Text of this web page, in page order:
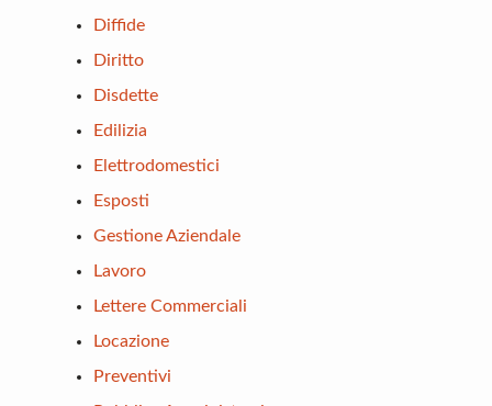
Diffide
Diritto
Disdette
Edilizia
Elettrodomestici
Esposti
Gestione Aziendale
Lavoro
Lettere Commerciali
Locazione
Preventivi